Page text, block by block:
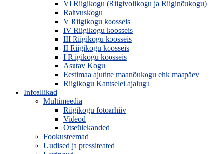
VI Riigikogu (Riigivolikogu ja Riiginõukogu)
Rahvuskogu
V Riigikogu koosseis
IV Riigikogu koosseis
III Riigikogu koosseis
II Riigikogu koosseis
I Riigikogu koosseis
Asutav Kogu
Eestimaa ajutine maanõukogu ehk maapäev
Riigikogu Kantselei ajalugu
Infoallikad
Multimeedia
Riigikogu fotoarhiiv
Videod
Otseülekanded
Fookusteemad
Uudised ja pressiteated